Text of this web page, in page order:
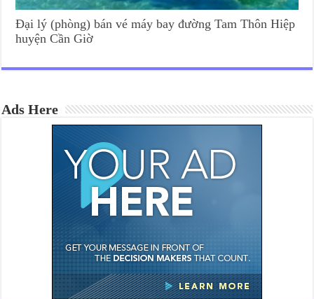
Đại lý (phòng) bán vé máy bay đường Tam Thôn Hiệp
huyện Cần Giờ
Ads Here